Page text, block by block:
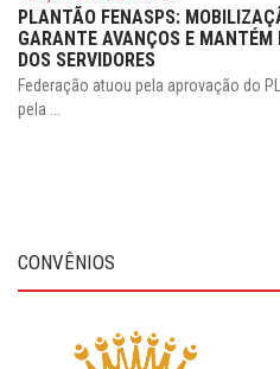
PLANTÃO FENASPS:
GARANTE AVANÇOS E MANTÉM
DOS SERVIDORES
Federação atuou pela aprovação do
pela ...
CONVÊNIOS